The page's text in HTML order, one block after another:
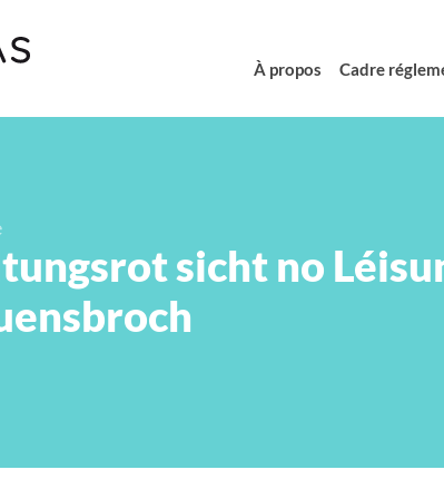
À propos Cadre
sicht no